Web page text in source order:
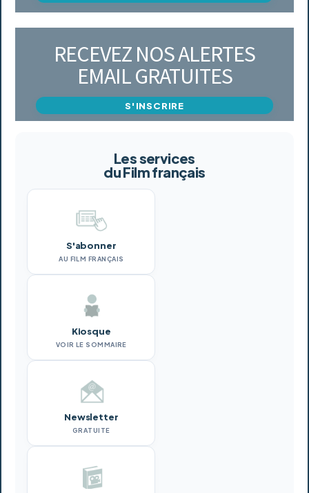
RECEVEZ NOS ALERTES
EMAIL GRATUITES
S'INSCRIRE
Les services
du Film français
S'abonner
AU FILM FRANÇAIS
Kiosque
VOIR LE SOMMAIRE
Newsletter
GRATUITE